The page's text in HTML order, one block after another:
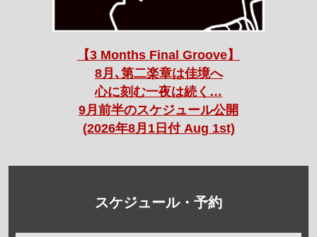
【3 Months Final Groove】
8月､第二楽章は佳境へ
心に刻む一夜は続く…
9月前半のスケジュール公開
(2026年8月1日付 Aug 1st)
スケジュール・予約